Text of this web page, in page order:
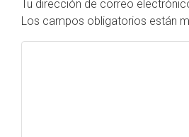
Tu dirección de correo
Los campos obligatorios están